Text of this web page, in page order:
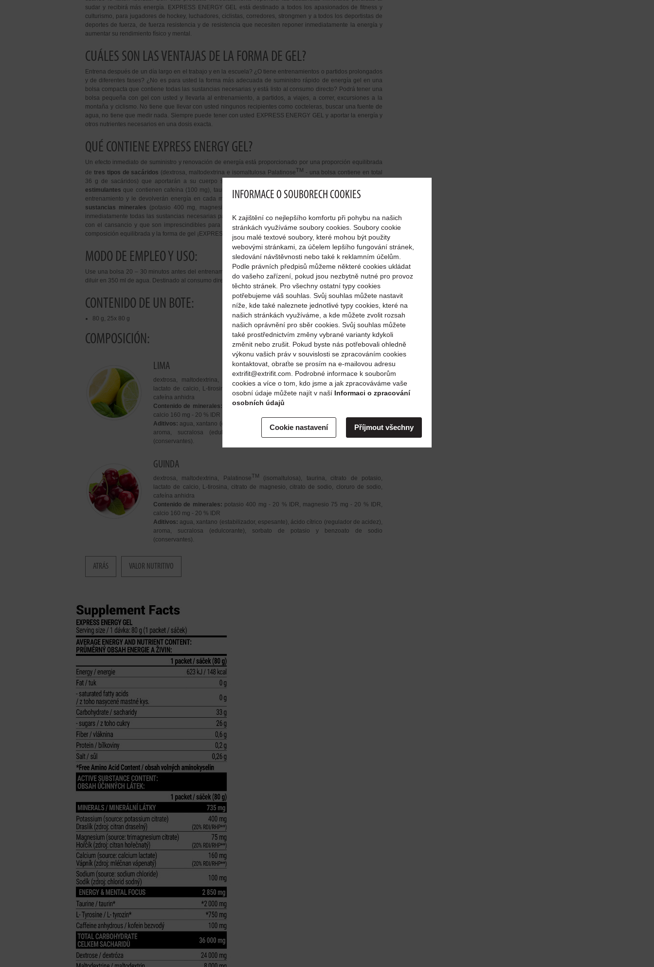
sudar y recibirá más energía. EXPRESS ENERGY GEL está destinado a todos los apasionados de fitness y
culturismo, para jugadores de hockey, luchadores, ciclistas, corredores, strongmen y a todos los deportistas de
deportes de fuerza, de fuerza resistencia y de resistencia que necesiten reponer inmediatamente la energía y
aumentar su rendimiento físico y mental.
CUÁLES SON LAS VENTAJAS DE LA FORMA DE GEL?
Entrena después de un día largo en el trabajo y en la escuela? ¿O tiene entrenamientos o partidos prolongados
y de diferentes fases? ¿No es para usted la forma más adecuada de suministro rápido de energía gel en una
bolsa compacta que contiene todas las sustancias necesarias y está listo al consumo directo? Podrá tener una
bolsa pequeña con gel con usted y llevarla al entrenamiento, a partidos, a viajes, a correr, excursiones a la
montaña y ciclismo. No tiene que llevar con usted ningunos recipientes como cocteleras, buscar una fuente de
agua, no tiene que medir nada. Siempre puede tener con usted EXPRESS ENERGY GEL y aportar la energía y
otros nutrientes necesarios en una dosis exacta.
QUÉ CONTIENE EXPRESS ENERGY GEL?
Un efecto inmediato de suministro y renovación de energía está proporcionado por una proporción equilibrada
de tres tipos de sacáridos (dextrosa, maltodextrina e isomaltulosa PalatinoseTM - una bolsa contiene en total
36 g de sacáridos) que aportarán a su cuerpo suficiente energía para el entrenamiento, un
estimulantes que contienen cafeína (100 mg), taurina (2 000 mg) y tirosina (750 mg) que le incitarán para el
entrenamiento y le devolverán energía en cada momento que le falten fuerzas. El contenido equilibrado de
sustancias minerales (potasio 400 mg, magnesio 75 mg, calcio 160 mg, sodio 100 mg) le suministrarán
inmediatamente todas las sustancias necesarias para el trabajo de los músculos que haya perdido al sudar o
con el cansancio y que son imprescindibles para un funcionamiento correcto de los músculos. Gracias a su
composición equilibrada y la forma de gel ¡EXPRESS ENERGY GEL le pondrá activo y fuerte en un instante!
MODO DE EMPLEO Y USO:
Use una bolsa 20 – 30 minutos antes del entrenamiento, se puede tomar también durante el mismo. Se puede
diluir en 350 ml de agua. Destinado al consumo directo. Dosis diaria = 1 bolsa.
CONTENIDO DE UN BOTE:
80 g, 25x 80 g
COMPOSICIÓN:
LIMA
dextrosa, maltodextrina, Palatinose TM (isomaltulosa), taurina, citrato de potasio,
lactato de calcio, L-tirosina, citrato de magnesio, citrato de sodio, cloruro de sodio,
cafeína anhidra
Contenido de minerales: potasio 400 mg - 20 % IDR, magnesio 75 mg - 20 % IDR,
calcio 160 mg - 20 % IDR
Aditivos: agua, xantano (estabilizador, espesante), ácido cítrico (regulador de acidez),
aroma, sucralosa (edulcorante), sorbato de potasio y benzoato de sodio
(conservantes).
GUINDA
dextrosa, maltodextrina, PalatinoseTM
(isomaltulosa), taurina, citrato de potasio,
lactato de calcio, L-tirosina, citrato de magnesio, citrato de sodio, cloruro de sodio,
cafeína anhidra
Contenido de minerales: potasio 400 mg - 20 % IDR, magnesio 75 mg - 20 % IDR,
calcio 160 mg - 20 % IDR
Aditivos: agua, xantano (estabilizador, espesante), ácido cítrico (regulador de acidez),
aroma, sucralosa (edulcorante), sorbato de potasio y benzoato de sodio
(conservantes).
ATRÁS VALOR NUTRITIVO
INFORMACE O SOUBORECH COOKIES
K zajištění co nejlepšího komfortu při pohybu na našich
stránkách využíváme soubory cookies. Soubory cookie
jsou malé textové soubory, které mohou být použity
webovými stránkami, za účelem lepšího fungování stránek,
sledování návštěvnosti nebo také k reklamním účelům.
Podle právních předpisů můžeme některé cookies ukládat
do vašeho zařízení, pokud jsou nezbytně nutné pro provoz
těchto stránek. Pro všechny ostatní typy cookies
potřebujeme váš souhlas. Svůj souhlas můžete nastavit
níže, kde také naleznete jednotlivé typy cookies, které na
našich stránkách využíváme, a kde můžete zvolit rozsah
našich oprávnění pro sběr cookies. Svůj souhlas můžete
také prostřednictvím změny vybrané varianty kdykoli
změnit nebo zrušit. Pokud byste nás potřebovali ohledně
výkonu vašich práv v souvislosti se zpracováním cookies
kontaktovat, obraťte se prosím na e-mailovou adresu
extrifit@extrifit.com. Podrobné informace k souborům
cookies a více o tom, kdo jsme a jak zpracováváme vaše
osobní údaje můžete najít v naší Informaci o zpracování
osobních údajů
Cookie nastavení Příjmout všechny